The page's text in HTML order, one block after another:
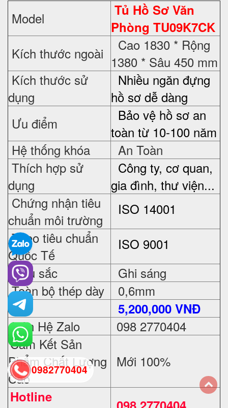
Model
Tủ Hồ Sơ Văn
Phòng TU09K7CK
Kích thước ngoài
Cao 1830 * Rộng
1380 * Sâu 450 mm
Kích thước sử
dụng
Nhiều ngăn đựng
hồ sơ dễ dàng
Ưu điểm
Bảo vệ hồ sơ an
toàn từ 10-100 năm
Hệ thống khóa
An Toàn
Thích hợp sử
dụng
Công ty, cơ quan,
gia đình, thư viện...
Chứng nhận tiêu
chuẩn môi trường
ISO 14001
Theo tiêu chuẩn
Quốc Tế
ISO 9001
Màu sắc
Ghi sáng
Toàn bộ thép dày
0,6mm
Giá
5,200,000 VNĐ
Liên Hệ Zalo
098 2770404
Cam Kết Sản
Phẩm Chất Lượng
Cao
Mới 100%
Hotline
0982770404